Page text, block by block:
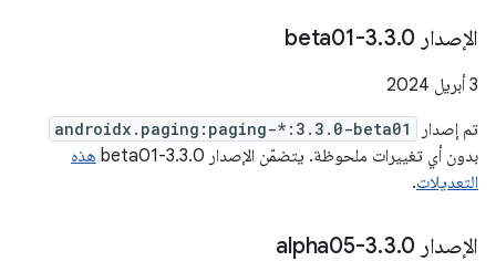
الإصدار 3 .3.0-beta01
‫3 أبريل 2024
تم إصدار
androidx.paging:paging-*:3.3.0-beta01
بدون أي تغييرات ملحوظة. يتضمّن الإصدار 3.3.0-beta01
هذه
التعديلات.
الإصدار 3 .3.0-alpha05